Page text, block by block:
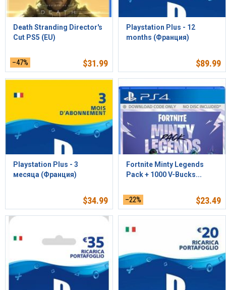
Death Stranding Director's
Cut PS5 (EU)
–47% $31.99
Playstation Plus - 12
months (Франция)
$89.99
Playstation Plus - 3
месяца (Франция)
$34.99
Fortnite Minty Legends
Pack + 1000 V-Bucks...
–22% $23.49